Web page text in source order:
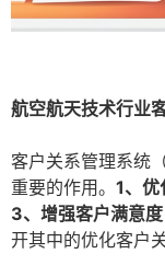
航空航天技术行业
客户关系管理系统
重要的作用。 1、优
3、增强客户满意
开其中的优化客户